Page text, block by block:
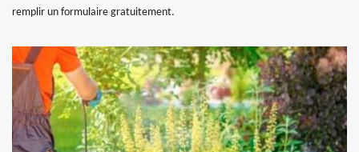
remplir un formulaire gratuitement.